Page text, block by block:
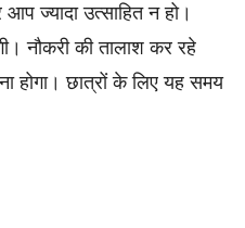
ज्यादा उत्साहित न हो।
नौकरी की तालाश कर रहे
होगा। छात्रों के लिए यह समय